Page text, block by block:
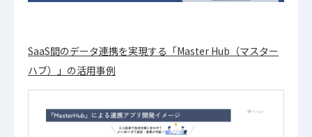
SaaS間のデータ連携を実現する「Master Hub（マスター
ハブ）」の活用事例